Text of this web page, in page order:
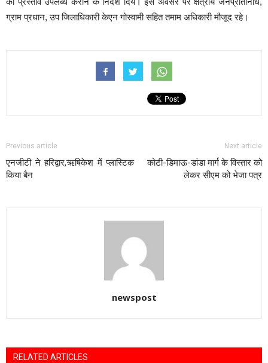
ग्राम प्रधान, उप जिलाधिकारी केएन गोस्वामी सहित तमाम अधिकारी मौजूद रहे।
Previous article
एनजीटी ने हरिद्वार,ऋषिकेश में प्लास्टिक
किया बैन
Next article
कोटी-डिमाऊ-डांडा मार्ग के विस्तार को
लेकर सीएम को भेजा पत्र
newspost
RELATED ARTICLES